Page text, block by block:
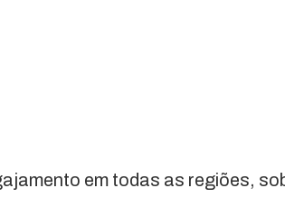
em todas as regiões,